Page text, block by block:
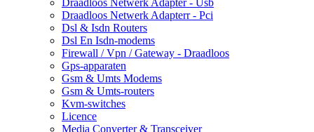
Draadloos Netwerk Adapter - Usb
Draadloos Netwerk Adapterr - Pci
Dsl & Isdn Routers
Dsl En Isdn-modems
Firewall / Vpn / Gateway - Draadloos
Gps-apparaten
Gsm & Umts Modems
Gsm & Umts-routers
Kvm-switches
Licence
Media Converter & Transceiver